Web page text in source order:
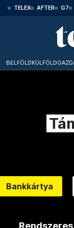
TELEX AFTER G7
BELFÖLDKÜLFÖLD
Bankkártya
Rendszeres